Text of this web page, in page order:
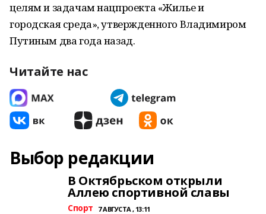
целям и задачам нацпроекта «Жилье и
городская среда», утвержденного Владимиром
Путиным два года назад.
Читайте нас
Выбор редакции
В Октябрьском открыли
Аллею спортивной славы
Спорт 7 АВГУСТА , 13:11